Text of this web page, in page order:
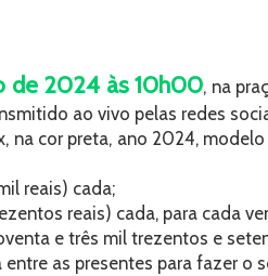
de 2024 às 10h00, na
ao vivo pelas redes
na cor preta, ano 2024,
reais) cada;
reais) cada, para cada
e três mil trezentos e
as presentes para fazer o